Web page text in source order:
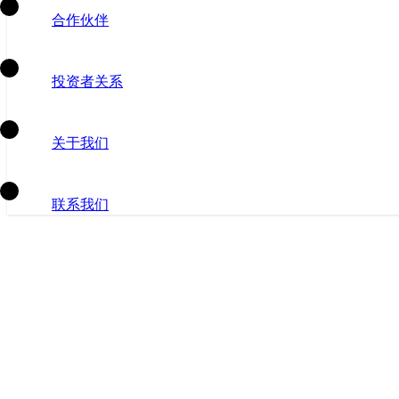
合作伙伴
投资者关系
关于我们
联系我们